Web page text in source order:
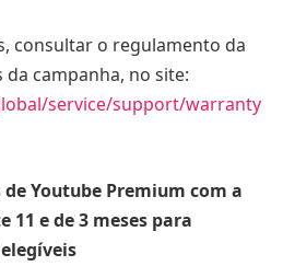
consultar o regulamento da
campanha, no site:
service/support/warranty
Youtube Premium com a
11 e de 3 meses para